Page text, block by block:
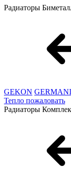
Радиаторы
GEKON
Тепло пожаловать
Радиаторы